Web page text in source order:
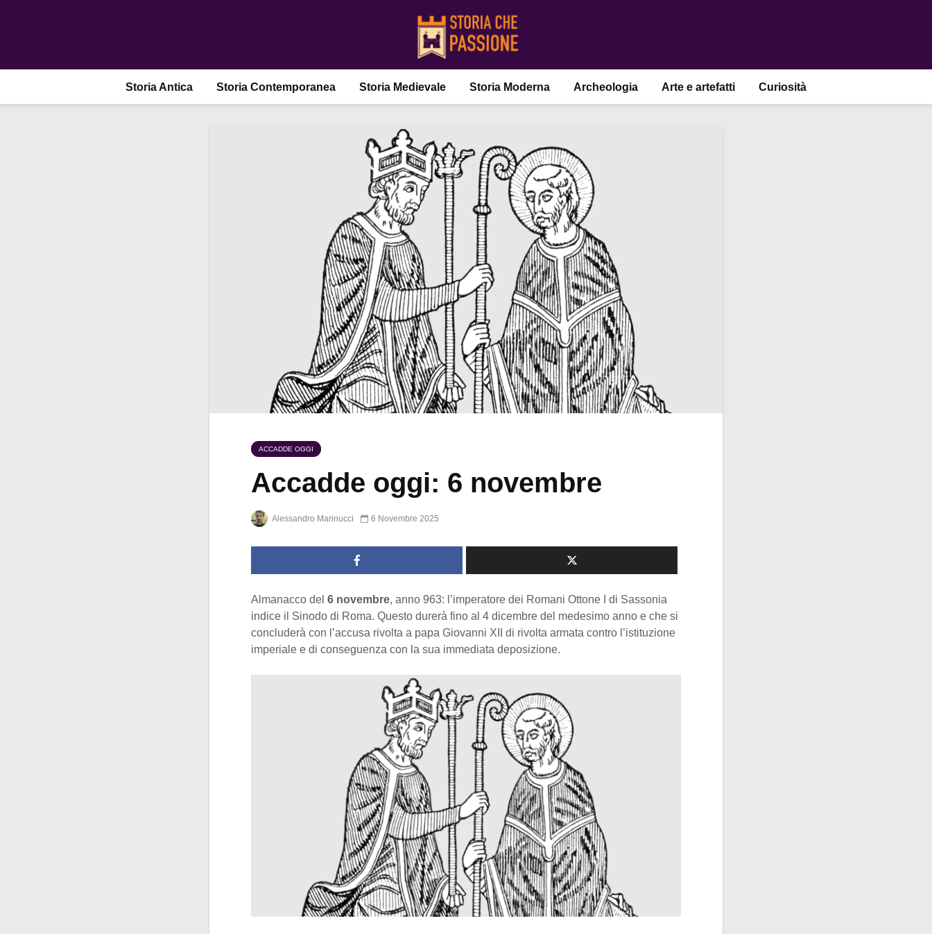
Storia Antica Storia Contemporanea Storia Medievale Storia Moderna Archeologia Arte e artefatti Curiosità
ACCADDE OGGI
Accadde oggi: 6 novembre
Alessandro Marinucci 6 Novembre 2025
Almanacco del 6 novembre, anno 963: l’imperatore dei Romani Ottone I di Sassonia
indice il Sinodo di Roma. Questo durerà fino al 4 dicembre del medesimo anno e che si
concluderà con l’accusa rivolta a papa Giovanni XII di rivolta armata contro l’istituzione
imperiale e di conseguenza con la sua immediata deposizione.